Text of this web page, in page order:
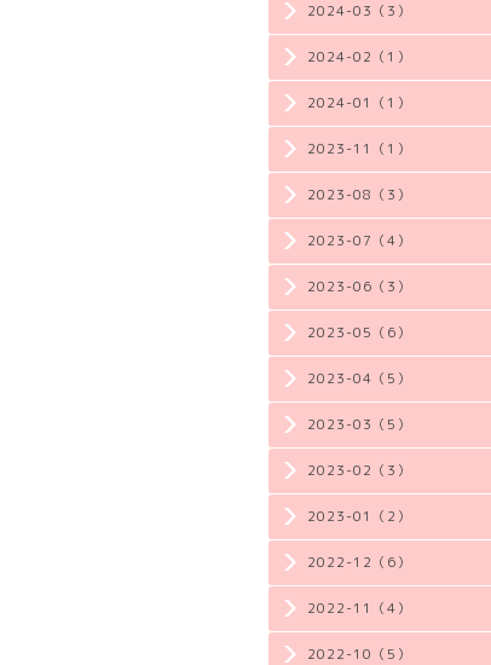
2024-03（3）
2024-02（1）
2024-01（1）
2023-11（1）
2023-08（3）
2023-07（4）
2023-06（3）
2023-05（6）
2023-04（5）
2023-03（5）
2023-02（3）
2023-01（2）
2022-12（6）
2022-11（4）
2022-10（5）